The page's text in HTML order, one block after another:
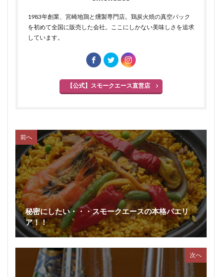
1983年創業、宮崎地鶏と燻製専門店。鶏炭火焼の真空パック
を初めて全国に販売した会社。ここにしかない美味しさを追求
しています。
【公式】スモークエース直営店
前へ
秘密にしたい・・・スモークエースの本格パエリ
ア！！
次へ